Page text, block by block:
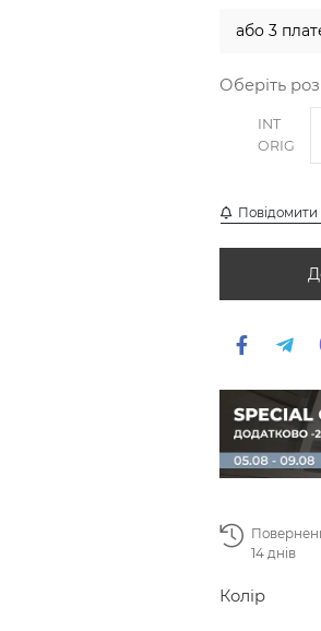
або 3
Оберіть
INT
ORIG
Повідомити
14 днів
Колір